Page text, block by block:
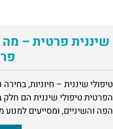
שיננית פרטית –
טיפולי שיננית – חיוניות, בחירה
הפרטית טיפולי שיננית הם
הפה והשיניים, ומסייעים למנוע